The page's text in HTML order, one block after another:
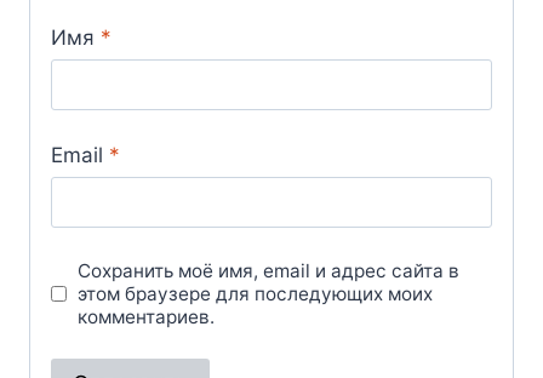
Имя *
Email *
Сохранить моё имя, email и адрес сайта в
этом браузере для последующих моих
комментариев.